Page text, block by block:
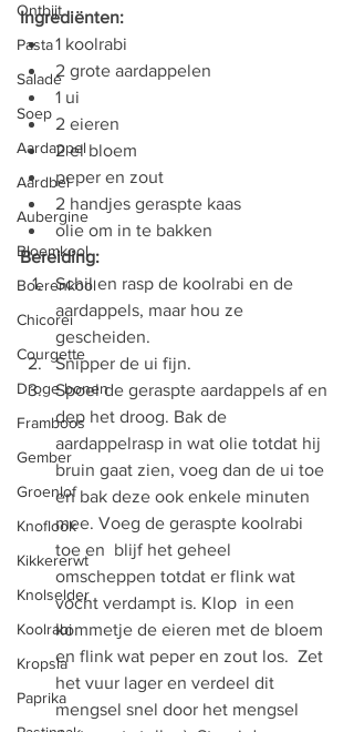
Ontbijt
Pasta
Salade
Soep
Aardappel
Aardbei
Aubergine
Bloemkool
Boerenkool
Chicorei
Courgette
Droge bonen
Framboos
Gember
Groenlof
Knoflook
Kikkererwt
Knolselder
Koolrabi
Kropsla
Paprika
Ingrediënten:
1 koolrabi
2 grote aardappelen
1 ui
2 eieren
2 el bloem
peper en zout
2 handjes geraspte kaas
olie om in te bakken
Bereiding:
Schil en rasp de koolrabi en de
aardappels, maar hou ze
gescheiden.
Snipper de ui fijn.
Spoel de geraspte aardappels af en
dep het droog. Bak de
aardappelrasp in wat olie totdat hij
bruin gaat zien, voeg dan de ui toe
en bak deze ook enkele minuten
mee. Voeg de geraspte koolrabi
toe en  blijf het geheel
omscheppen totdat er flink wat
vocht verdampt is. Klop  in een
kommetje de eieren met de bloem
en flink wat peper en zout los.  Zet
het vuur lager en verdeel dit
mengsel snel door het mengsel